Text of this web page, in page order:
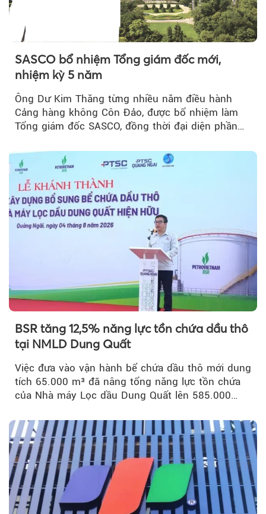
SASCO bổ nhiệm Tổng giám đốc mới,
nhiệm kỳ 5 năm
Ông Dư Kim Thăng từng nhiều năm điều hành
Cảng hàng không Côn Đảo, được bổ nhiệm làm
Tổng giám đốc SASCO, đồng thời đại diện phần
BSR tăng 12,5% năng lực tồn chứa dầu thô
tại NMLD Dung Quất
Việc đưa vào vận hành bể chứa dầu thô mới dung
tích 65.000 m³ đã nâng tổng năng lực tồn chứa
của Nhà máy Lọc dầu Dung Quất lên 585.000